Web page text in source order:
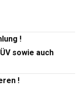
!
sowie auch
!